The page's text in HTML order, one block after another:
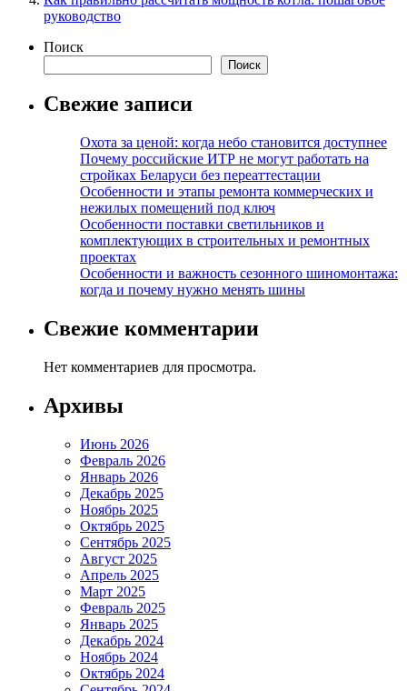
руководство
Поиск
Поиск
Свежие записи
Охота за ценой: когда небо становится доступнее
Почему российские ИТР не могут работать на
стройках Беларуси без переаттестации
Особенности и этапы ремонта коммерческих и
нежилых помещений под ключ
Особенности поставки светильников и
комплектующих в строительных и ремонтных
проектах
Особенности и важность сезонного шиномонтажа:
когда и почему нужно менять шины
Свежие комментарии
Нет комментариев для просмотра.
Архивы
Июнь 2026
Февраль 2026
Январь 2026
Декабрь 2025
Ноябрь 2025
Октябрь 2025
Сентябрь 2025
Август 2025
Апрель 2025
Март 2025
Февраль 2025
Январь 2025
Декабрь 2024
Ноябрь 2024
Октябрь 2024